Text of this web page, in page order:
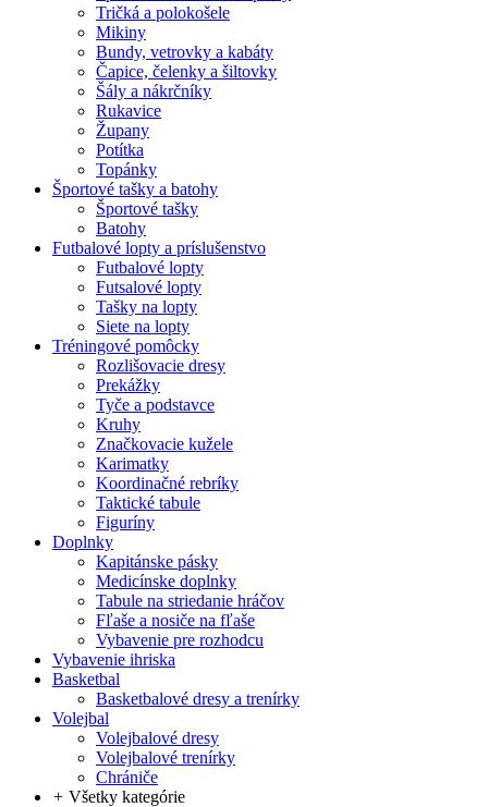
Tričká a polokošele
Mikiny
Bundy, vetrovky a kabáty
Čapice, čelenky a šiltovky
Šály a nákrčníky
Rukavice
Župany
Potítka
Topánky
Športové tašky a batohy
Športové tašky
Batohy
Futbalové lopty a príslušenstvo
Futbalové lopty
Futsalové lopty
Tašky na lopty
Siete na lopty
Tréningové pomôcky
Rozlišovacie dresy
Prekážky
Tyče a podstavce
Kruhy
Značkovacie kužele
Karimatky
Koordinačné rebríky
Taktické tabule
Figuríny
Doplnky
Kapitánske pásky
Medicínske doplnky
Tabule na striedanie hráčov
Fľaše a nosiče na fľaše
Vybavenie pre rozhodcu
Vybavenie ihriska
Basketbal
Basketbalové dresy a trenírky
Volejbal
Volejbalové dresy
Volejbalové trenírky
Chrániče
+ Všetky kategórie